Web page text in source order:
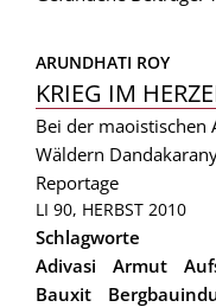
ARUNDHATI ROY
KRIEG IM
Bei der maoistischen
Wäldern
Reportage
LI 90, HERBST 2010
Schlagworte
Adivasi
Armut
Bauxit